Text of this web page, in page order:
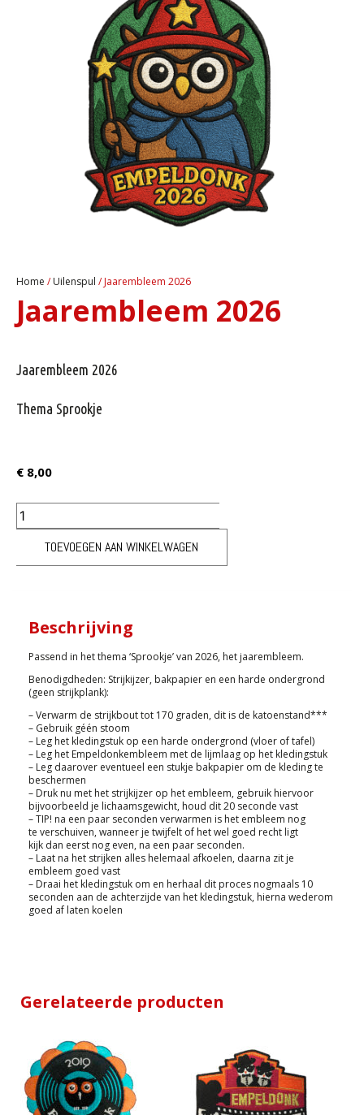
Home /Uilenspul / Jaarembleem 2026
Jaarembleem 2026
Jaarembleem 2026
Thema Sprookje
€ 8,00
TOEVOEGEN AAN WINKELWAGEN
Beschrijving
Passend in het thema ‘Sprookje’ van 2026, het jaarembleem.
Benodigdheden: Strijkijzer, bakpapier en een harde ondergrond
(geen strijkplank):
– Verwarm de strijkbout tot 170 graden, dit is de katoenstand***
– Gebruik géén stoom
– Leg het kledingstuk op een harde ondergrond (vloer of tafel)
– Leg het Empeldonkembleem met de lijmlaag op het kledingstuk
– Leg daarover eventueel een stukje bakpapier om de kleding te
beschermen
– Druk nu met het strijkijzer op het embleem, gebruik hiervoor
bijvoorbeeld je lichaamsgewicht, houd dit 20 seconde vast
– TIP! na een paar seconden verwarmen is het embleem nog
te verschuiven, wanneer je twijfelt of het wel goed recht ligt
kijk dan eerst nog even, na een paar seconden.
– Laat na het strijken alles helemaal afkoelen, daarna zit je
embleem goed vast
– Draai het kledingstuk om en herhaal dit proces nogmaals 10
seconden aan de achterzijde van het kledingstuk, hierna wederom
goed af laten koelen
Gerelateerde producten